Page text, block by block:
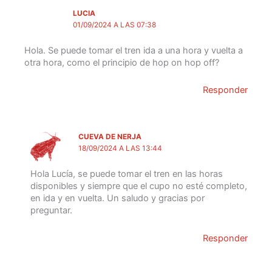
LUCIA
01/09/2024 A LAS 07:38
Hola. Se puede tomar el tren ida a una hora y vuelta a
otra hora, como el principio de hop on hop off?
Responder
CUEVA DE NERJA
18/09/2024 A LAS 13:44
Hola Lucía, se puede tomar el tren en las horas
disponibles y siempre que el cupo no esté completo,
en ida y en vuelta. Un saludo y gracias por
preguntar.
Responder